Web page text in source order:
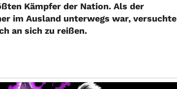
Kämpfer der Nation. Als der
im Ausland unterwegs war, versuchte
an sich zu reißen.